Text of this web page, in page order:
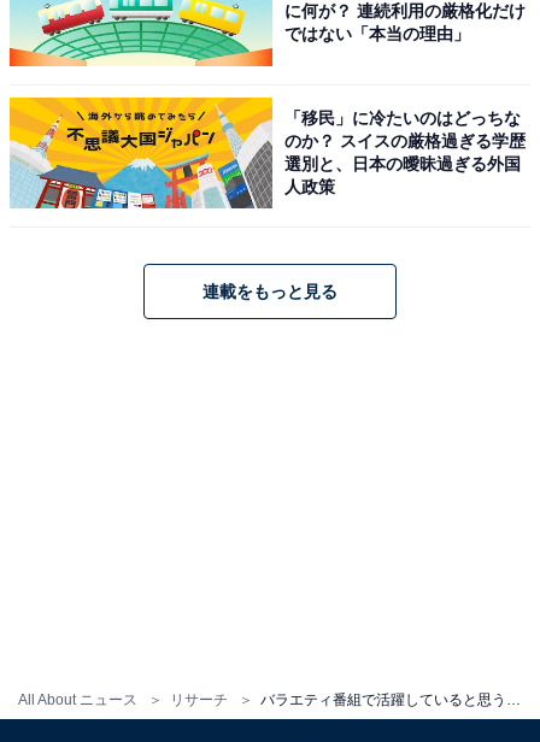
All About ニュース リサーチ
井康二さんです。グループ唯一の関西出身メンバーであ
り、関西Jr.時代から培われた抜群のトーク力と芸人顔負
「ドッキリなどのリアクションもとてもいいし、関
に何が？ 連続利用の厳格化だけ
ではない「本当の理由」
「移民」に冷たいのはどっちな
のか？ スイスの厳格過ぎる学歴
選別と、日本の曖昧過ぎる外国
人政策
連載をもっと見る